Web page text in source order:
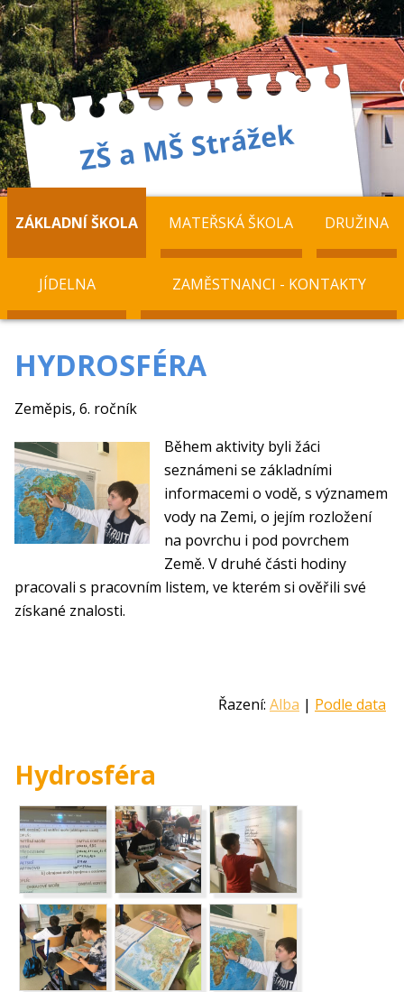
ZÁKLADNÍ ŠKOLA MATEŘSKÁ ŠKOLA DRUŽINA
JÍDELNA ZAMĚSTNANCI - KONTAKTY
HYDROSFÉRA
Zeměpis, 6. ročník
Během aktivity byli žáci
seznámeni se základními
informacemi o vodě, s významem
vody na Zemi, o jejím rozložení
na povrchu i pod povrchem
Země. V druhé části hodiny
pracovali s pracovním listem, ve kterém si ověřili své
získané znalosti.
Řazení: Alba | Podle data
Hydrosféra